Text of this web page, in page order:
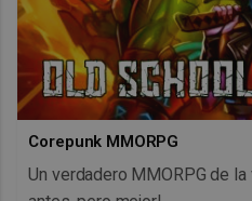
Corepunk MMORPG
Un verdadero MMORPG de